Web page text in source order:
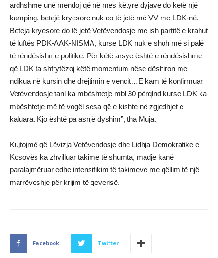
ardhshme unë mendoj që në mes këtyre dyjave do ketë një
kamping, betejë kryesore nuk do të jetë më VV me LDK-në.
Beteja kryesore do të jetë Vetëvendosje me ish partitë e krahut
të luftës PDK-AAK-NISMA, kurse LDK nuk e shoh më si palë
të rëndësishme politike. Për këtë arsye është e rëndësishme
që LDK ta shfrytëzoj këtë momentum nëse dëshiron me
ndikua në kursin dhe drejtimin e vendit…E kam të konfirmuar
Vetëvendosje tani ka mbështetje mbi 30 përqind kurse LDK ka
mbështetje më të vogël sesa që e kishte në zgjedhjet e
kaluara. Kjo është pa asnjë dyshim”, tha Muja.
Kujtojmë që Lëvizja Vetëvendosje dhe Lidhja Demokratike e
Kosovës ka zhvilluar takime të shumta, madje kanë
paralajmëruar edhe intensifikim të takimeve me qëllim të një
marrëveshje për krijim të qeverisë.
Facebook Twitter